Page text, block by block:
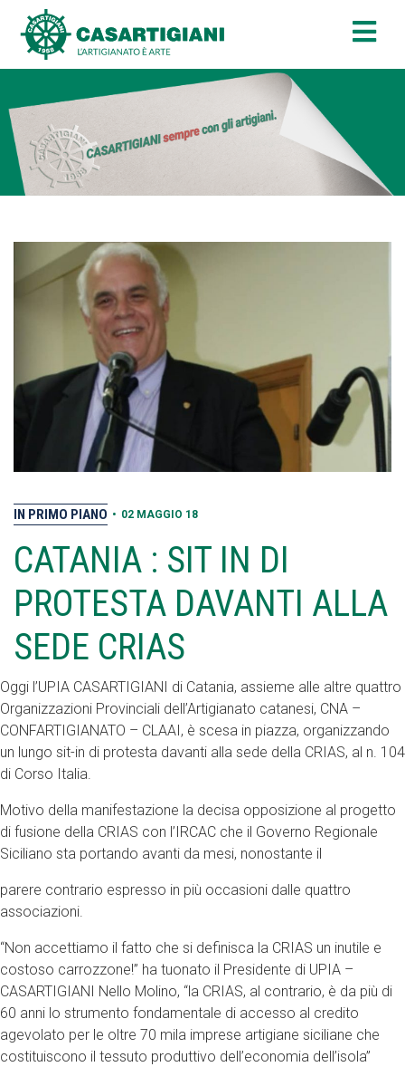
IN PRIMO PIANO • 02 MAGGIO 18
CATANIA : SIT IN DI
PROTESTA DAVANTI ALLA
SEDE CRIAS
Oggi l’UPIA CASARTIGIANI di Catania, assieme alle altre quattro
Organizzazioni Provinciali dell’Artigianato catanesi, CNA –
CONFARTIGIANATO – CLAAI, è scesa in piazza, organizzando
un lungo sit-in di protesta davanti alla sede della CRIAS, al n. 104
di Corso Italia.
Motivo della manifestazione la decisa opposizione al progetto
di fusione della CRIAS con l’IRCAC che il Governo Regionale
Siciliano sta portando avanti da mesi, nonostante il
parere contrario espresso in più occasioni dalle quattro
associazioni.
“Non accettiamo il fatto che si definisca la CRIAS un inutile e
costoso carrozzone!” ha tuonato il Presidente di UPIA –
CASARTIGIANI Nello Molino, “la CRIAS, al contrario, è da più di
60 anni lo strumento fondamentale di accesso al credito
agevolato per le oltre 70 mila imprese artigiane siciliane che
costituiscono il tessuto produttivo dell’economia dell’isola”